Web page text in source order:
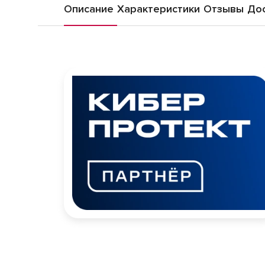
Описание Характеристики Отзывы